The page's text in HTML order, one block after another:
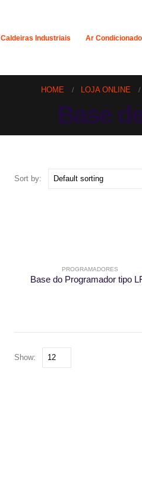
Caldeiras Industriais Ar Condicionado
HOME LOJA ONLINE
Base
Sort by:
PROGRAMADORES
Base do Programador tipo
Show: